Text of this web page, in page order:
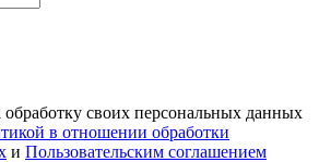
обработку своих персональных данных
в отношении обработки
и Пользовательским соглашением